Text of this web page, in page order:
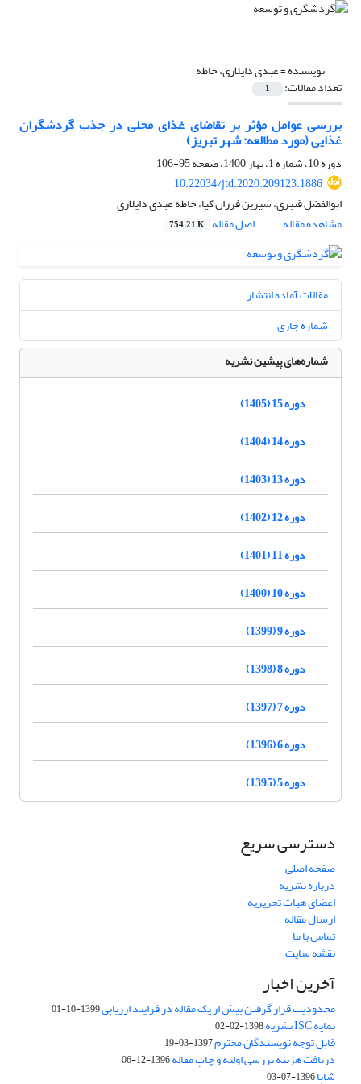
نویسنده =عبدی دایلاری، خاطه
تعداد مقالات: 1
بررسی عوامل مؤثر بر تقاضای غذای محلی در جذب گردشگران
غذایی (مورد مطالعه: شهر تبریز)
دوره 10، شماره 1، بهار 1400، صفحه
95-106
10.22034/jtd.2020.209123.1886
ابوالفضل قنبری، شیرین فرزان کیا، خاطه عبدی دایلاری
مشاهده مقاله
اصل مقاله 754.21 K
مقالات آماده انتشار
شماره جاری
شماره‌های پیشین نشریه
دوره 15 (1405)
دوره 14 (1404)
دوره 13 (1403)
دوره 12 (1402)
دوره 11 (1401)
دوره 10 (1400)
دوره 9 (1399)
دوره 8 (1398)
دوره 7 (1397)
دوره 6 (1396)
دوره 5 (1395)
دسترسی سریع
صفحه اصلی
درباره نشریه
اعضای هیات تحریریه
ارسال مقاله
تماس با ما
نقشه سایت
آخرین اخبار
محدودیت قرار گرفتن بیش از یک مقاله در فرایند ارزیابی1399-10-01
نمایه ISC نشریه 1398-02-02
قابل توجه نویسندگان محترم1397-03-19
دریافت هزینه بررسی اولیه و چاپ مقاله1396-12-06
شاپا1396-07-03